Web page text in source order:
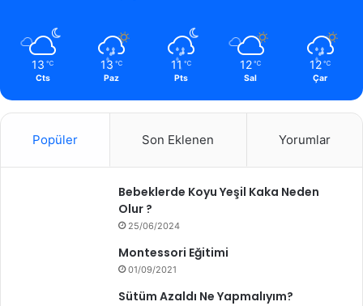
13 ℃
Cts
13 ℃
Paz
11 ℃
Pts
12 ℃
Sal
12 ℃
Çar
Popüler Son Eklenen Yorumlar
Bebeklerde Koyu Yeşil Kaka Neden
Olur ?
25/06/2024
Montessori Eğitimi
01/09/2021
Sütüm Azaldı Ne Yapmalıyım?